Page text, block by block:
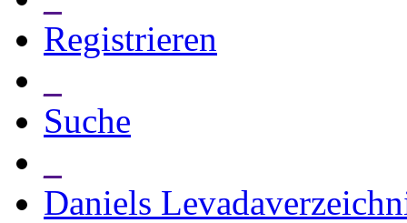
Registrieren
Suche
Daniels